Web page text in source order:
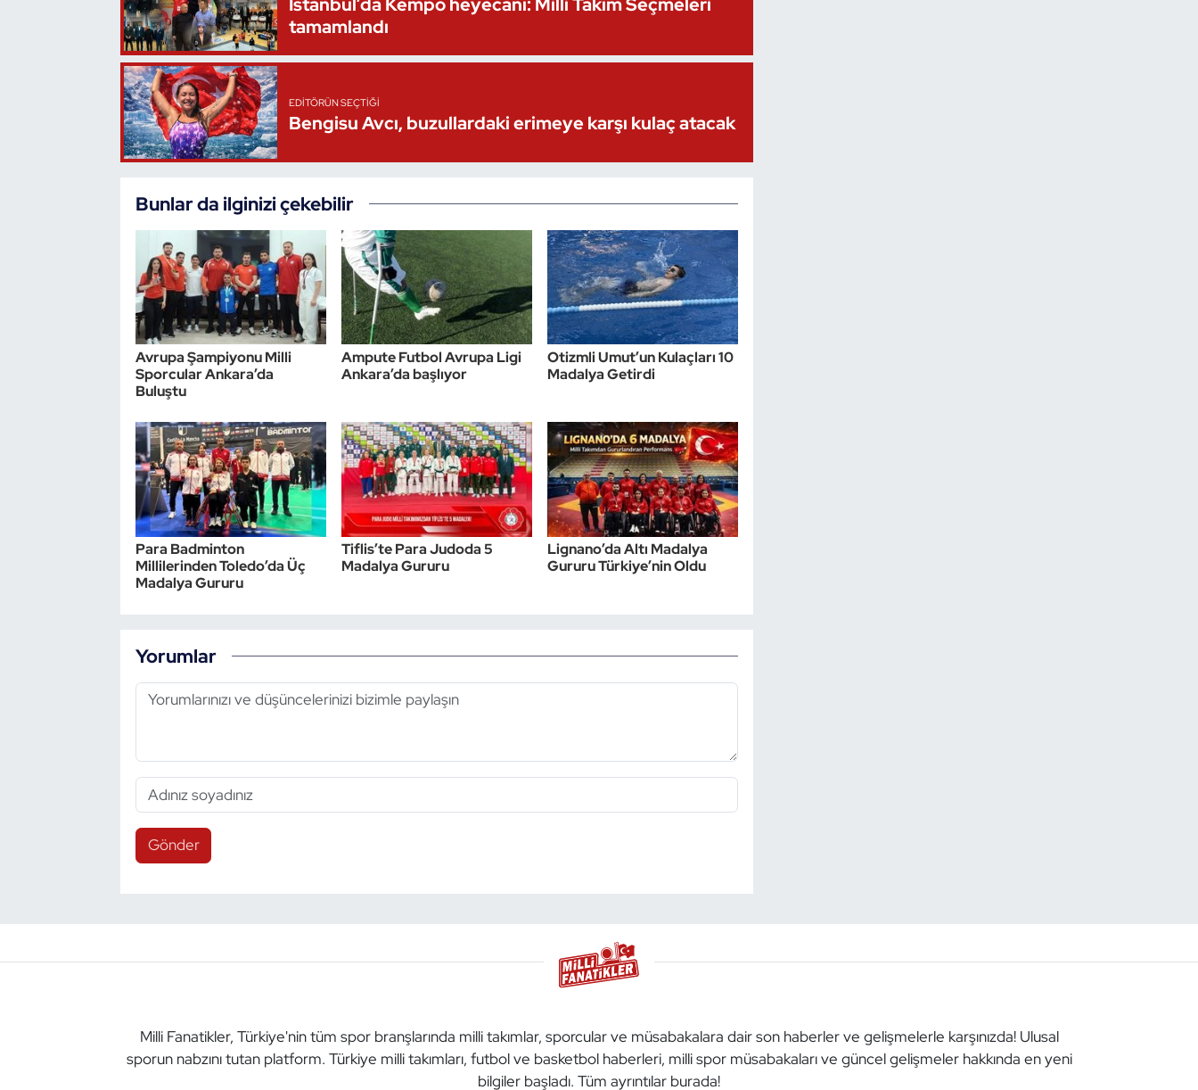
tamamlandı
EDITÖRÜN SEÇTIĞI
Bengisu Avcı, buzullardaki erimeye karşı kulaç atacak
Bunlar da ilginizi çekebilir
Avrupa Şampiyonu Milli
Sporcular Ankara’da
Buluştu
Ampute Futbol Avrupa Ligi
Ankara’da başlıyor
Otizmli Umut’un Kulaçları 10
Madalya Getirdi
Para Badminton
Millilerinden Toledo’da Üç
Madalya Gururu
Tiflis’te Para Judoda 5
Madalya Gururu
Lignano’da Altı Madalya
Gururu Türkiye’nin Oldu
Yorumlar
Gönder
Milli Fanatikler, Türkiye'nin tüm spor branşlarında milli takımlar, sporcular ve müsabakalara dair son haberler ve gelişmelerle karşınızda! Ulusal
sporun nabzını tutan platform. Türkiye milli takımları, futbol ve basketbol haberleri, milli spor müsabakaları ve güncel gelişmeler hakkında en yeni
bilgiler başladı. Tüm ayrıntılar burada!
Paralimpik
Vücut Geliştirme Fitness
Wushu Kungfu